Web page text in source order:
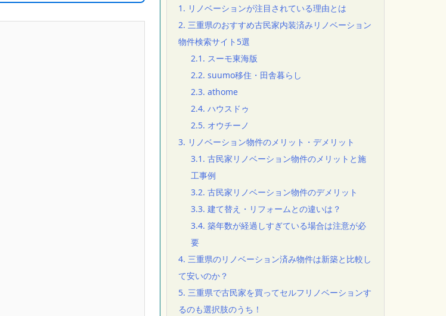
1. リノベーションが注目されている理由とは
2. 三重県のおすすめ古民家内装済みリノベーション
物件検索サイト5選
2.1. スーモ東海版
2.2. suumo移住・田舎暮らし
2.3. athome
2.4. ハウスドゥ
2.5. オウチーノ
3. リノベーション物件のメリット・デメリット
3.1. 古民家リノベーション物件のメリットと施
工事例
3.2. 古民家リノベーション物件のデメリット
3.3. 建て替え・リフォームとの違いは？
3.4. 築年数が経過しすぎている場合は注意が必
要
4. 三重県のリノベーション済み物件は新築と比較し
て安いのか？
5. 三重県で古民家を買ってセルフリノベーションす
るのも選択肢のうち！